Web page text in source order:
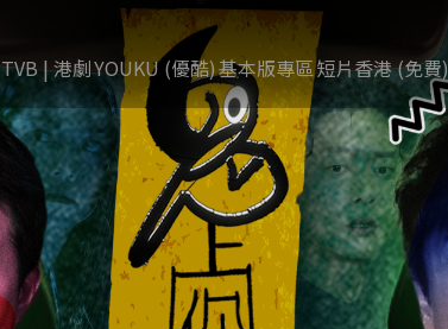
TVB | 港劇YOUKU (優酷)基本版專區短片香港 (免費)